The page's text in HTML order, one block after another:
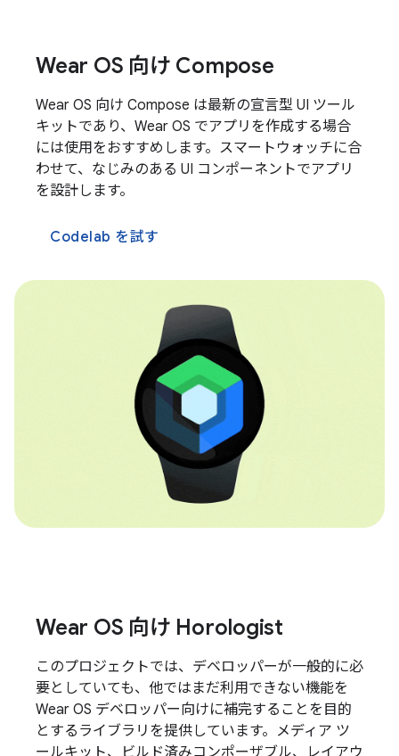
Wear OS 向け Compose
Wear OS 向け Compose は最新の宣言型 UI ツール
キットであり、Wear OS でアプリを作成する場合
には使用をおすすめします。スマートウォッチに合
わせて、なじみのある UI コンポーネントでアプリ
を設計します。
Codelab を試す
Wear OS 向け Horologist
このプロジェクトでは、デベロッパーが一般的に必
要としていても、他ではまだ利用できない機能を
Wear OS デベロッパー向けに補完することを目的
とするライブラリを提供しています。メディア ツ